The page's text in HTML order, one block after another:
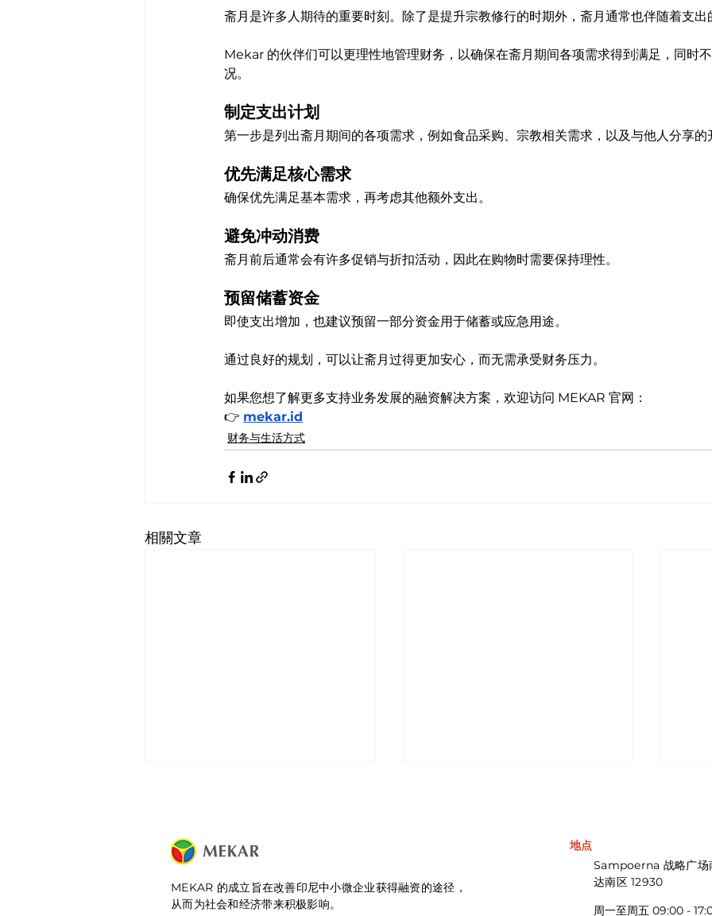
斋月是许多人期待的重要时刻。除了是提升宗教修行的时期外，斋月通常也伴随着支出
Mekar 的伙伴们可以更理性地管理财务，以确保在斋月期间各项需求得到满足，同时
况。
制定支出计划
第一步是列出斋月期间的各项需求，例如食品采购、宗教相关需求，以及与他人分享的
优先满足核心需求
确保优先满足基本需求，再考虑其他额外支出。
避免冲动消费
斋月前后通常会有许多促销与折扣活动，因此在购物时需要保持理性。
预留储蓄资金
即使支出增加，也建议预留一部分资金用于储蓄或应急用途。
通过良好的规划，可以让斋月过得更加安心，而无需承受财务压力。
如果您想了解更多支持业务发展的融资解决方案，欢迎访问 MEKAR 官网：
👉 mekar.id
财务与生活方式
相關文章
MEKAR 的成立旨在改善印尼中小微企业获得融资的途径，
从而为社会和经济带来积极影响。
地点
Sampoerna 战略广场
达南区 12930
周一至周五 09:00 -